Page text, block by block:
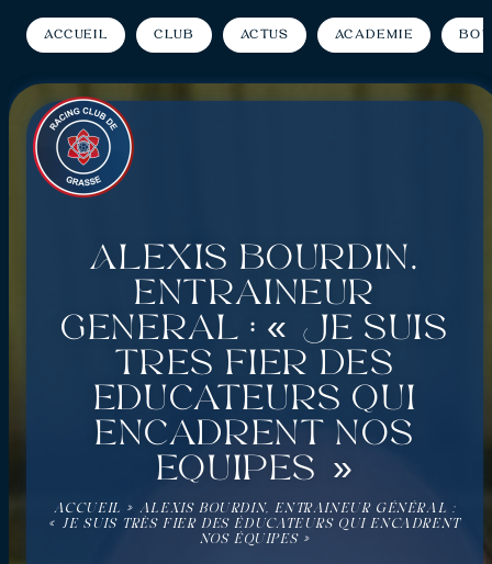
Accueil Club Actus Académie
Alexis Bourdin,
Entraineur
Général : « Je suis
très fier des
éducateurs qui
encadrent nos
équipes »
ACCUEIL » ALEXIS BOURDIN, ENTRAINEUR GÉNÉRAL :
« JE SUIS TRÈS FIER DES ÉDUCATEURS QUI ENCADRENT
NOS ÉQUIPES »